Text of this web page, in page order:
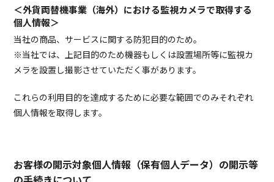
＜外貨両替機事業（海外）における監視カメラで取得する
個人情報＞
当社の商品、サービスに関する防犯目的のため。
※当社では、上記目的のため機器もしくは設置場所等に監視カ
メラを設置し撮影させていただく事があります。
これらの利用目的を達成するために必要な範囲でのみそれぞれ
個人情報を取得します。
お客様の開示対象個人情報（保有個人データ）の開示等